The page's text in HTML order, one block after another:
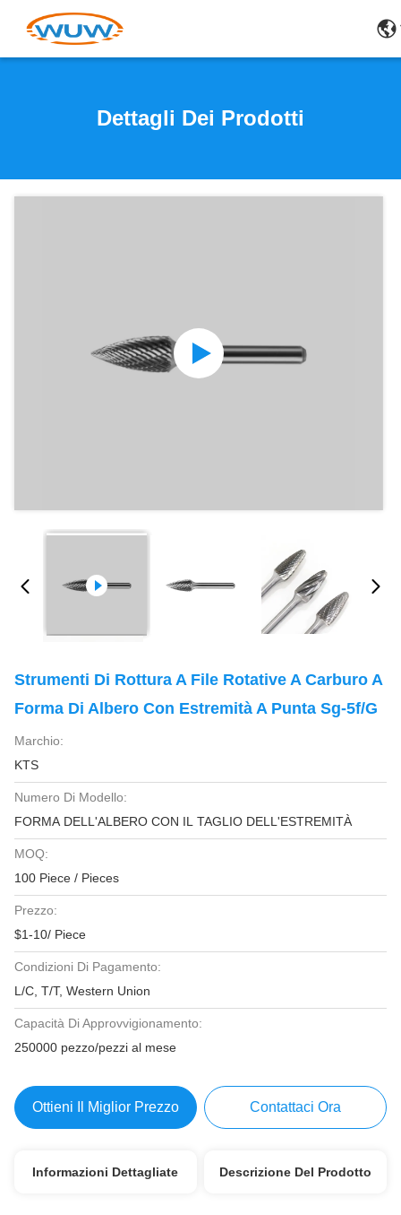
Dettagli Dei Prodotti
Strumenti Di Rottura A File Rotative A Carburo A
Forma Di Albero Con Estremità A Punta Sg-5f/G
Marchio:
KTS
Numero Di Modello:
FORMA DELL'ALBERO CON IL TAGLIO DELL'ESTREMITÀ
MOQ:
100 Piece / Pieces
Prezzo:
$1-10/ Piece
Condizioni Di Pagamento:
L/C, T/T, Western Union
Capacità Di Approvvigionamento:
250000 pezzo/pezzi al mese
Ottieni Il Miglior Prezzo Contattaci Ora
Informazioni Dettagliate Descrizione Del Prodotto